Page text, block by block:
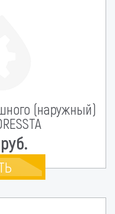
(наружный)